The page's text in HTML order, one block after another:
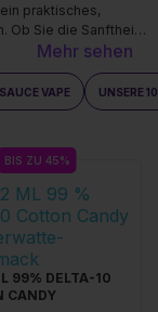
praktisches,
Ob Sie die Sanftheit
Aromen von MAGIC
werden streng
Mehr sehen
VAPE UNSERE
BIS ZU 45%
99% DELTA-10
CANDY